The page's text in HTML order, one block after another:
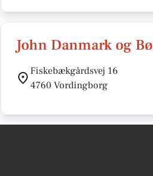
John Danmark og
Fiskebækgårdsvej 16
4760 Vordingborg